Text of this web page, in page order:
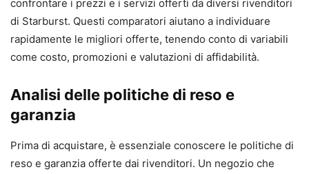
confrontare i prezzi e i servizi offerti da diversi rivenditori
di Starburst. Questi comparatori aiutano a individuare
rapidamente le migliori offerte, tenendo conto di variabili
come costo, promozioni e valutazioni di affidabilità.
Analisi delle politiche di reso e
garanzia
Prima di acquistare, è essenziale conoscere le politiche di
reso e garanzia offerte dai rivenditori. Un negozio che